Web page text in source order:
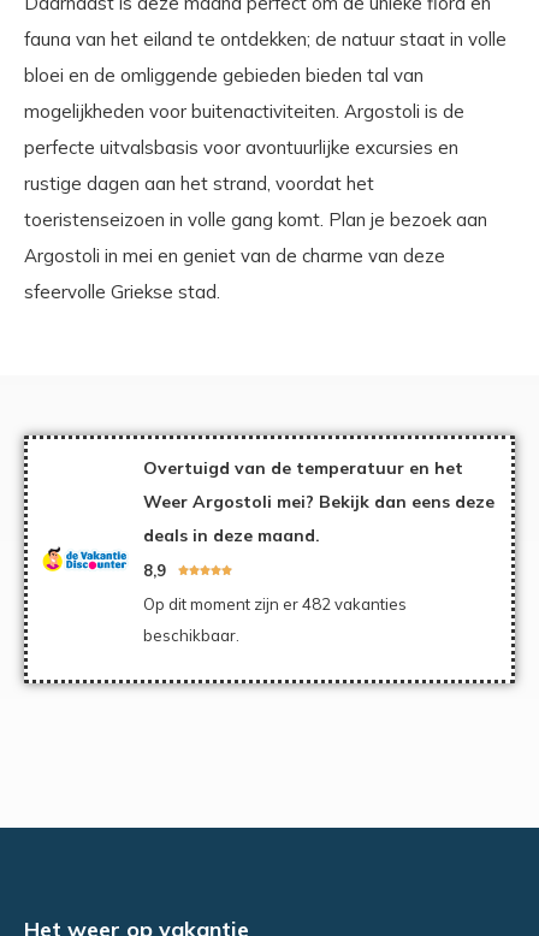
fauna van het eiland te ontdekken; de natuur staat in volle
bloei en de omliggende gebieden bieden tal van
mogelijkheden voor buitenactiviteiten. Argostoli is de
perfecte uitvalsbasis voor avontuurlijke excursies en
rustige dagen aan het strand, voordat het
toeristenseizoen in volle gang komt. Plan je bezoek aan
Argostoli in mei en geniet van de charme van deze
sfeervolle Griekse stad.
Overtuigd van de temperatuur en het
Weer Argostoli mei? Bekijk dan eens deze
deals in deze maand.
8,9 
Op dit moment zijn er 482 vakanties
beschikbaar.
Het weer op vakantie